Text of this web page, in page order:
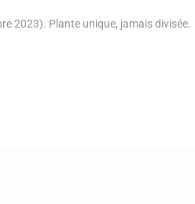
2023). Plante unique, jamais divisée.